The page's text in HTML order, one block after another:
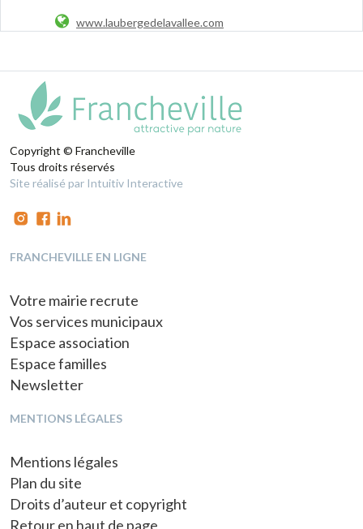
www.laubergedelavallee.com
Copyright © Francheville
Tous droits réservés
Site réalisé par Intuitiv Interactive
FRANCHEVILLE EN LIGNE
Votre mairie recrute
Vos services municipaux
Espace association
Espace familles
Newsletter
MENTIONS LÉGALES
Mentions légales
Plan du site
Droits d’auteur et copyright
Retour en haut de page